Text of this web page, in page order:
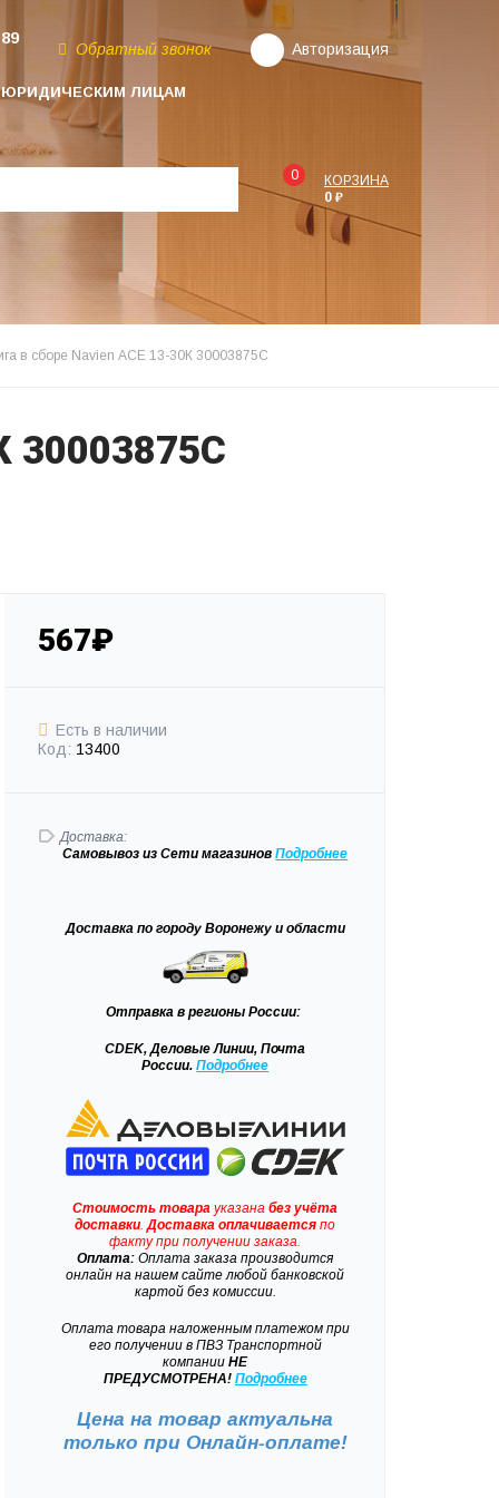
ЮРИДИЧЕСКИМ ЛИЦАМ
Обратный звонок Авторизация
0
КОРЗИНА
0 ₽
в сборе Navien АСЕ 13-30К 30003875C
30003875C
567₽
Есть в наличии
Код: 13400
Доставка:
Самовывозиз Сети магазиновПодробнее
Доставкапо городу Воронежу и области
Отправка в регионы России:
CDEK, Деловые Линии, Почта
России.Подробнее
Стоимость товара указанабез учёта
доставки .Доставка оплачивается по
факту при получении заказа.
Оплата: Оплата заказа производится
онлайн на нашем сайте любой банковской
картой без комиссии.
Оплата товара наложенным платежом при
его получении в ПВЗ Транспортной
компании НЕ
ПРЕДУСМОТРЕНА! Подробнее
Цена на товар актуальна
только при Онлайн-оплате!